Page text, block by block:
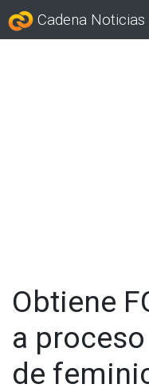
Cadena Noticias
Obtiene
a
de